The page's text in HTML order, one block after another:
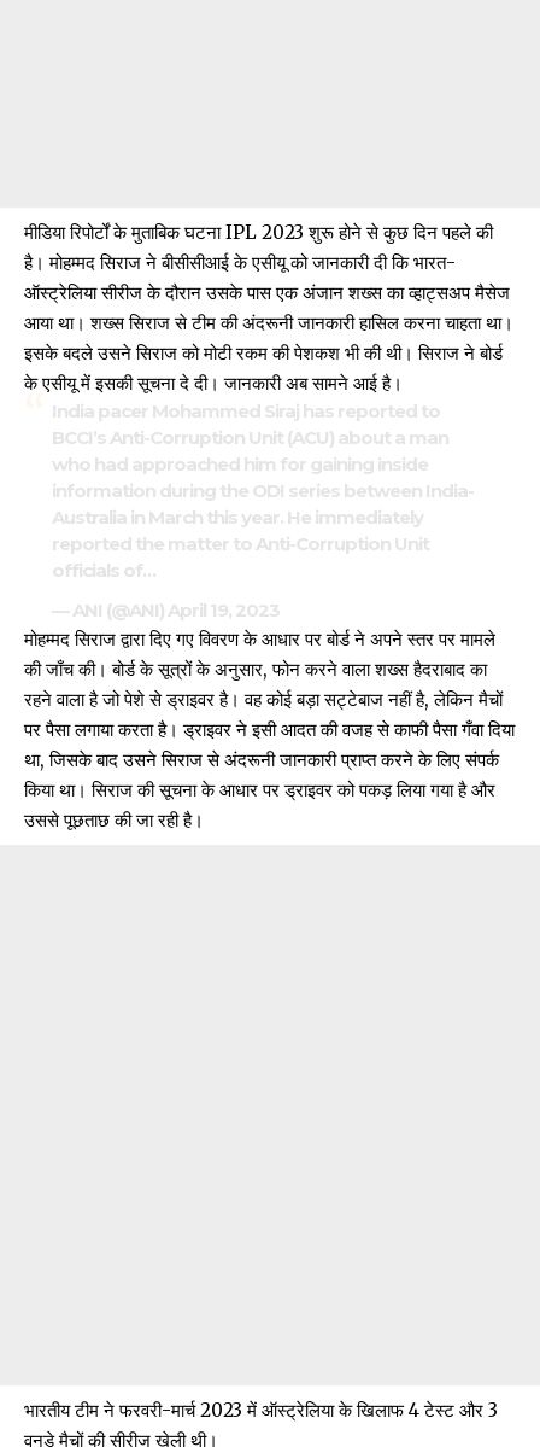
मीडिया रिपोर्टों के मुताबिक घटना IPL 2023 शुरू होने से कुछ दिन पहले की
है। मोहम्मद सिराज ने बीसीसीआई के एसीयू को जानकारी दी कि भारत-
ऑस्ट्रेलिया सीरीज के दौरान उसके पास एक अंजान शख्स काव्हाट्सअप मैसेज
आया था। शख्स सिराज से टीम की अंदरूनी जानकारी हासिल करना चाहता था।
इसके बदले उसने सिराज को मोटी रकम की पेशकश भी की थी। सिराज ने बोर्ड
के एसीयू में इसकी सूचना दे दी। जानकारी अब सामने आई है।
India pacer Mohammed Siraj has reported to
BCCI’s Anti-Corruption Unit (ACU) about a man
who had approached him for gaining inside
information during the ODI series between India-
Australia in March this year. He immediately
reported the matter to Anti-Corruption Unit
officials of…
— ANI (@ANI) April 19, 2023
मोहम्मद सिराज द्वारा दिए गए विवरण के आधार पर बोर्ड ने अपने स्तर परमामले
की जाँचकी। बोर्ड के सूत्रों के अनुसार, फोन करने वाला शख्स हैदराबाद का
रहने वाला है जो पेशे से ड्राइवर है। वह कोई बड़ा सट्टेबाज नहीं है, लेकिन मैचों
पर पैसा लगाया करता है। ड्राइवर ने इसी आदत की वजह से काफी पैसा गँवा दिया
था, जिसके बाद उसने सिराज से अंदरूनी जानकारी प्राप्त करने के लिए संपर्क
किया था। सिराज की सूचना के आधार पर ड्राइवर को पकड़ लिया गया है और
उससे पूछताछ की जा रही है।
भारतीय टीम ने फरवरी-मार्च 2023 में ऑस्ट्रेलिया के खिलाफ 4 टेस्ट और 3
वनडे मैचों की सीरीज खेली थी।